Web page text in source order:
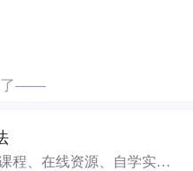
——
程、在线资源、自学实